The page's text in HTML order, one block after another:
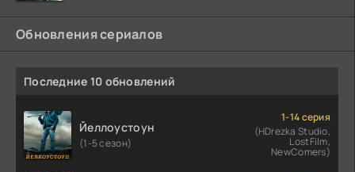
Обновления сериалов
Последние 10 обновлений
Йеллоустоун
(1-5 сезон)
1-14 серия
(HDrezka Studio,
LostFilm,
NewComers)